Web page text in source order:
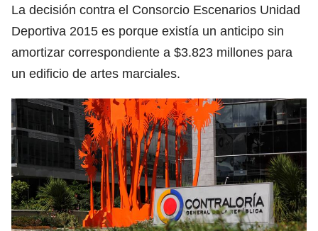
La decisión contra el Consorcio Escenarios Unidad
Deportiva 2015 es porque existía un anticipo sin
amortizar correspondiente a $3.823 millones para
un edificio de artes marciales.